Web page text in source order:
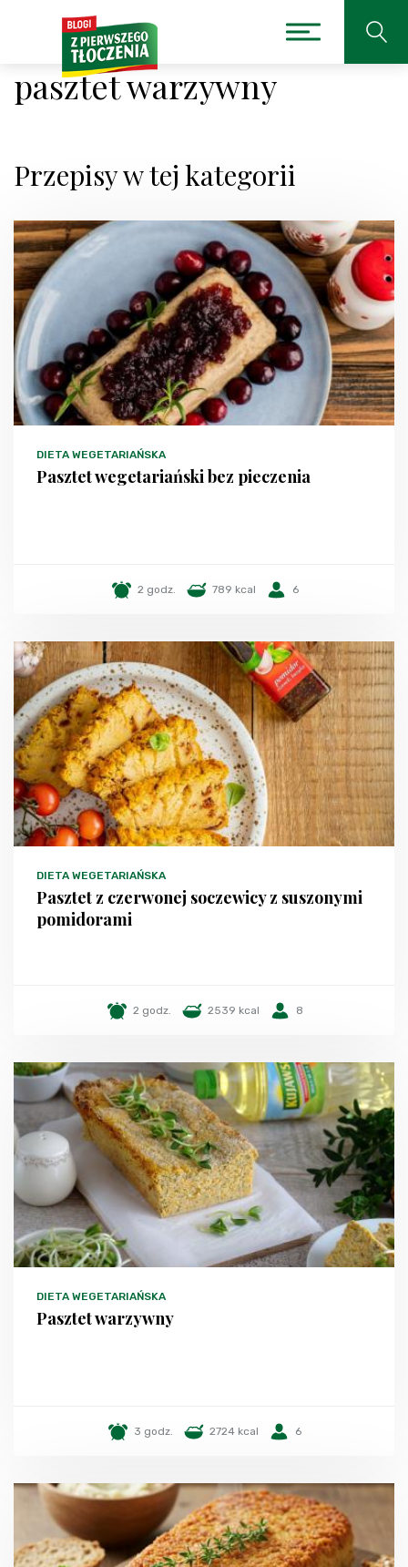
pasztet warzywny
Przepisy w tej kategorii
DIETA WEGETARIAŃSKA
Pasztet wegetariański bez pieczenia
2 godz. 789 kcal 6
DIETA WEGETARIAŃSKA
Pasztet z czerwonej soczewicy z suszonymi
pomidorami
2 godz. 2539 kcal 8
DIETA WEGETARIAŃSKA
Pasztet warzywny
3 godz. 2724 kcal 6